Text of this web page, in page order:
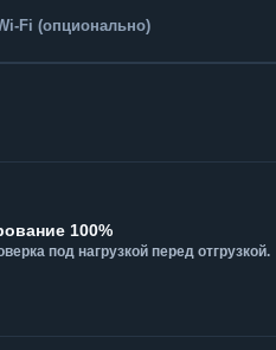
Fi (опционально)
100%
под нагрузкой перед отгрузкой.